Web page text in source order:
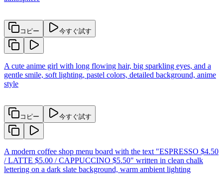
コピー 今すぐ試す
A cute anime girl with long flowing hair, big sparkling eyes, and a
gentle smile, soft lighting, pastel colors, detailed background, anime
style
コピー 今すぐ試す
A modern coffee shop menu board with the text "ESPRESSO $4.50
/ LATTE $5.00 / CAPPUCCINO $5.50" written in clean chalk
lettering on a dark slate background, warm ambient lighting